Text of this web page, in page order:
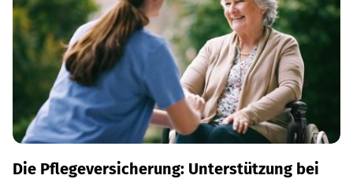
Die Pflegeversicherung: Unterstützung bei